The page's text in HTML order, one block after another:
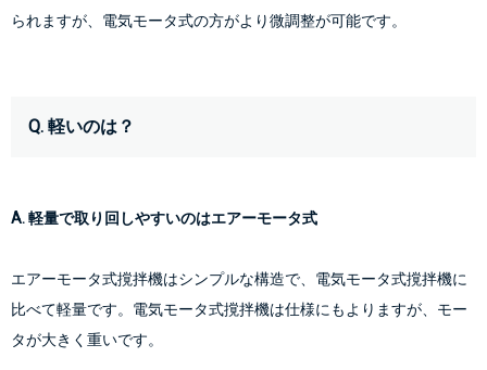
られますが、電気モータ式の方がより微調整が可能です。
Q. 軽いのは？
A. 軽量で取り回しやすいのはエアーモータ式
エアーモータ式撹拌機はシンプルな構造で、電気モータ式撹拌機に
比べて軽量です。電気モータ式撹拌機は仕様にもよりますが、モー
タが大きく重いです。